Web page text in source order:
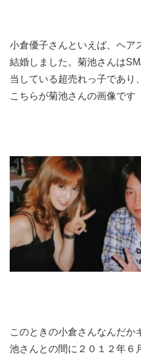
小倉優子さんといえば、ヘア
結婚しました。菊池さんは
当している超売れっ子であり
こちらが菊池さんの画像です
このときの小倉さんなんだか
池さんとの間に２０１２年６